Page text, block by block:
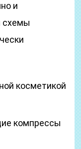
и
схемы
косметикой
компрессы